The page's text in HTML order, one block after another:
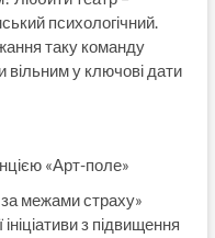
психологічний.
таку команду
вільним у ключові дати
«Арт-поле»
межами страху»
з підвищення